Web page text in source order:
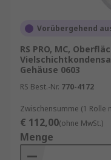
Vorübergehend
RS PRO, MC,
Gehäuse 0603
RS Best.-Nr. 770-4172
Zwischensumme (1 Rolle
€ 112,00(ohne MwSt.)
Menge